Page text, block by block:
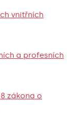
vnitřních
a profesních
zákona o